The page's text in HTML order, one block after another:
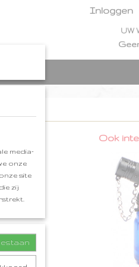
Inloggen
UW
Ook
media-
onze
site
zij